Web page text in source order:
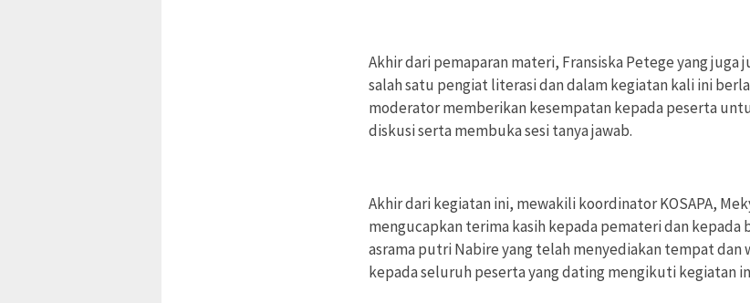
Akhir dari pemaparan materi, Fransiska Petege yang juga
salah satu pengiat literasi dan dalam kegiatan kali ini
moderator memberikan kesempatan kepada peserta
diskusi serta membuka sesi tanya jawab.
Akhir dari kegiatan ini, mewakili koordinator KOSAPA,
mengucapkan terima kasih kepada pemateri dan kepada
asrama putri Nabire yang telah menyediakan tempat dan
kepada seluruh peserta yang dating mengikuti kegiatan